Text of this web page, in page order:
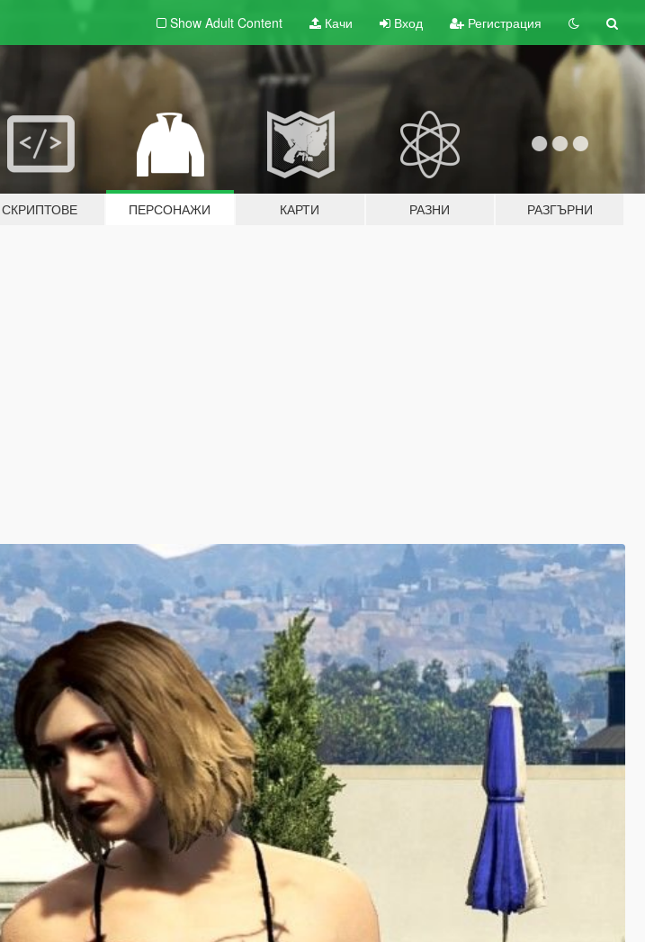
Show Adult Content Качи Вход Регистрация
СКРИПТОВЕ ПЕРСОНАЖИ КАРТИ РАЗНИ РАЗГЪРНИ